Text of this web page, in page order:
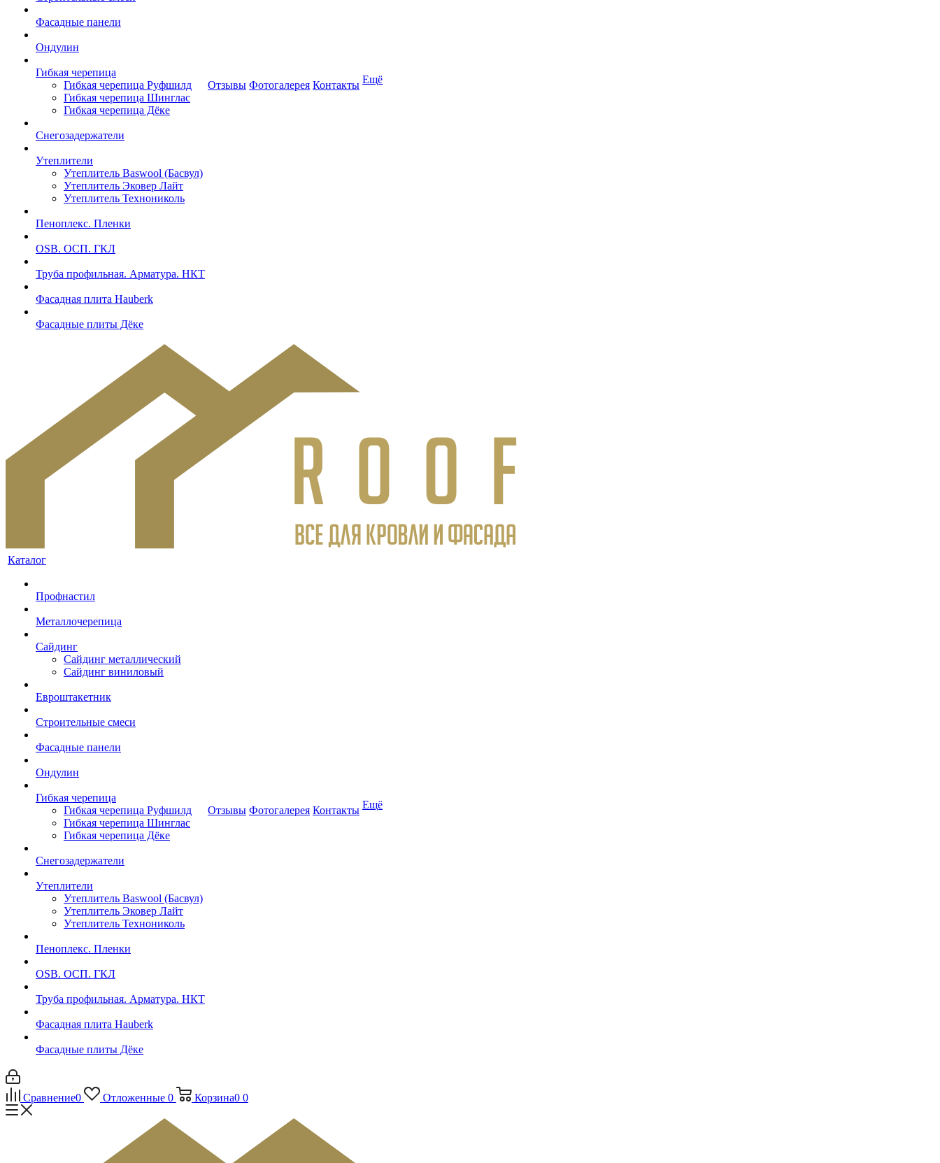
Фасадные панели
Ондулин
Гибкая черепица
Гибкая черепица Руфшилд
Гибкая черепица Шинглас
Гибкая черепица Дёке
Снегозадержатели
Утеплители
Утеплитель Baswool (Басвул)
Утеплитель Эковер Лайт
Утеплитель Технониколь
Пеноплекс. Пленки
OSB. ОСП. ГКЛ
Труба профильная. Арматура. НКТ
Фасадная плита Hauberk
Фасадные плиты Дёке
Отзывы Фотогалерея Контакты Ещё
Каталог
Профнастил
Металлочерепица
Сайдинг
Сайдинг металлический
Сайдинг виниловый
Евроштакетник
Строительные смеси
Фасадные панели
Ондулин
Гибкая черепица
Гибкая черепица Руфшилд
Гибкая черепица Шинглас
Гибкая черепица Дёке
Снегозадержатели
Утеплители
Утеплитель Baswool (Басвул)
Утеплитель Эковер Лайт
Утеплитель Технониколь
Пеноплекс. Пленки
OSB. ОСП. ГКЛ
Труба профильная. Арматура. НКТ
Фасадная плита Hauberk
Фасадные плиты Дёке
Отзывы Фотогалерея Контакты Ещё
Сравнение0 Отложенные 0 Корзина0 0